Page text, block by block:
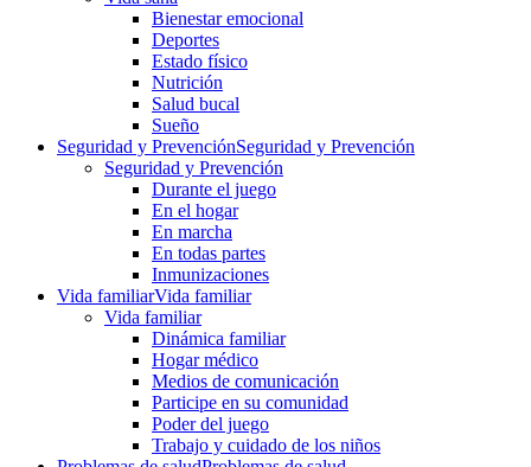
Bienestar emocional
Deportes
Estado físico
Nutrición
Salud bucal
Sueño
Seguridad y PrevenciónSeguridad y Prevención
Seguridad y Prevención
Durante el juego
En el hogar
En marcha
En todas partes
Inmunizaciones
Vida familiarVida familiar
Vida familiar
Dinámica familiar
Hogar médico
Medios de comunicación
Participe en su comunidad
Poder del juego
Trabajo y cuidado de los niños